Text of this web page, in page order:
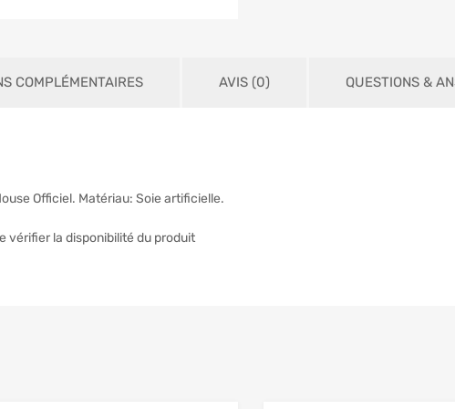
COMPLÉMENTAIRES AVIS (0) QUESTIONS &
Officiel. Matériau: Soie artificielle.
vérifier la disponibilité du produit